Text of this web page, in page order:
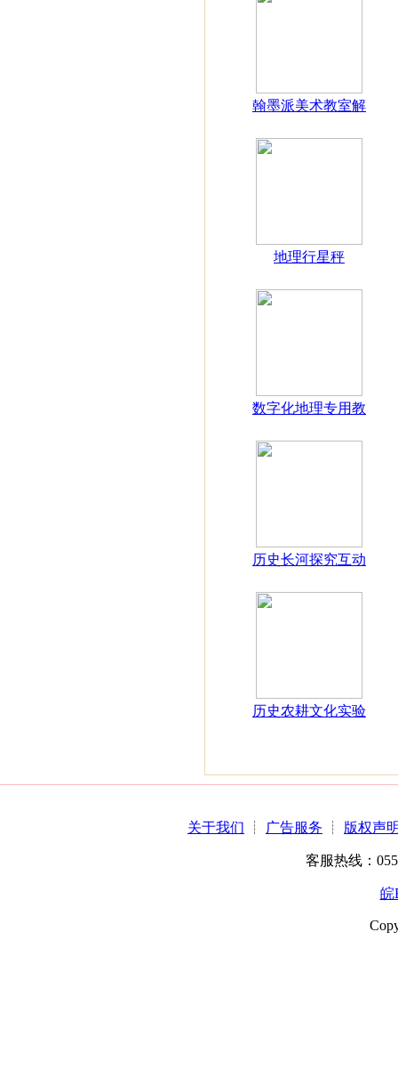
翰墨派美术教室解
地理行星秤
数字化地理专用教
历史长河探究互动
历史农耕文化实验
关于我们 ┊ 广告服务 ┊ 版权声
客服热线：
皖